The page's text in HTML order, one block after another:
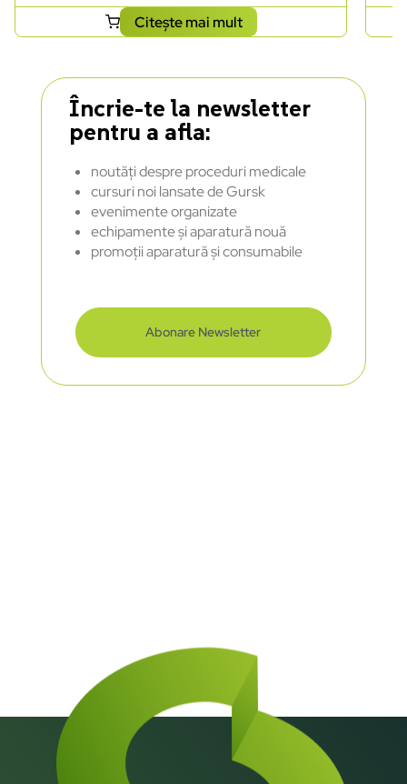
Citește mai mult
Încrie-te la newsletter
pentru a afla:
noutăți despre proceduri medicale
cursuri noi lansate de Gursk
evenimente organizate
echipamente și aparatură nouă
promoții aparatură și consumabile
Abonare Newsletter